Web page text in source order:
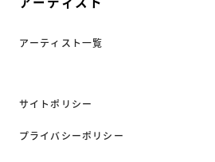
アーティスト一覧
サイトポリシー
プライバシーポリシー